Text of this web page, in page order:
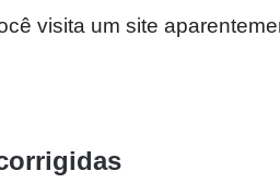
visita um site